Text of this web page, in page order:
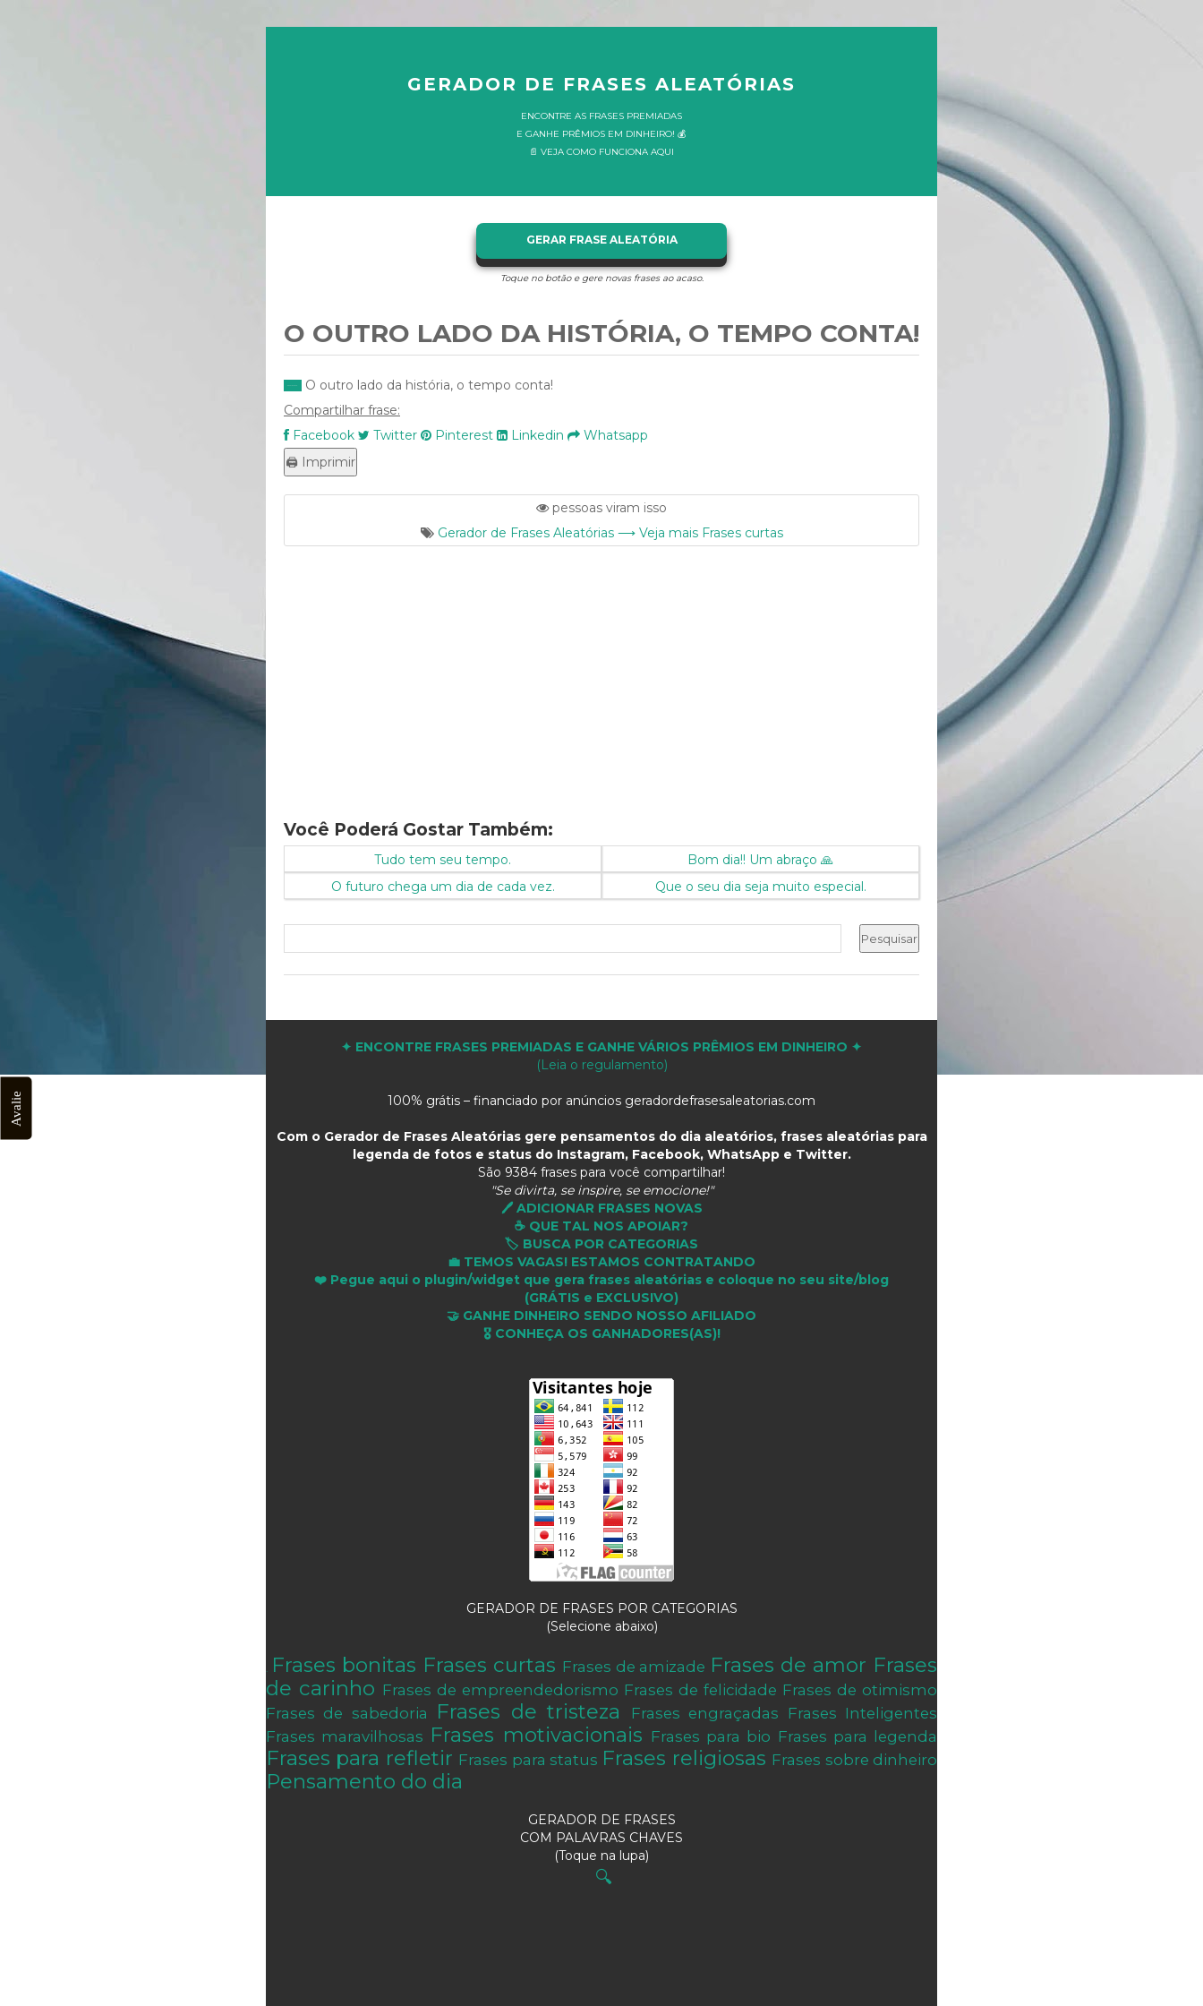
GERADOR DE FRASES ALEATÓRIAS
ENCONTRE AS FRASES PREMIADAS
E GANHE PRÊMIOS EM DINHEIRO! 💰
📄 VEJA COMO FUNCIONA AQUI
GERAR FRASE ALEATÓRIA
Toque no botão e gere novas frases ao acaso.
O OUTRO LADO DA HISTÓRIA, O TEMPO CONTA!
O outro lado da história, o tempo conta!
Compartilhar frase:
Facebook
Twitter Pinterest Linkedin Whatsapp
pessoas viram isso
Gerador de Frases Aleatórias ⟶ Veja mais Frases curtas
Você Poderá Gostar Também:
Tudo tem seu tempo.
Bom dia!! Um abraço 🙏
O futuro chega um dia de cada vez.
Que o seu dia seja muito especial.
✦ ENCONTRE FRASES PREMIADAS E GANHE VÁRIOS PRÊMIOS EM DINHEIRO ✦
(Leia o regulamento)
100% grátis – financiado por anúncios geradordefrasesaleatorias.com
Com o Gerador de Frases Aleatórias gere pensamentos do dia aleatórios, frases aleatórias para
legenda de fotos e status do Instagram, Facebook, WhatsApp e Twitter.
São 9384 frases para você compartilhar!
"Se divirta, se inspire, se emocione!"
🖊️ ADICIONAR FRASES NOVAS
☕ QUE TAL NOS APOIAR?
🏷️ BUSCA POR CATEGORIAS
💼 TEMOS VAGAS! ESTAMOS CONTRATANDO
❤️ Pegue aqui o plugin/widget que gera frases aleatórias e coloque no seu site/blog
(GRÁTIS e EXCLUSIVO)
🤝 GANHE DINHEIRO SENDO NOSSO AFILIADO
🎖 CONHEÇA OS GANHADORES(AS)!
GERADOR DE FRASES POR CATEGORIAS
(Selecione abaixo)
Frases bonitas Frases curtas Frases de amizade Frases de amor Frases
de carinho Frases de empreendedorismo Frases de felicidade Frases de otimismo
Frases de sabedoria
Frases de tristeza Frases engraçadas
Frases Inteligentes
Frases maravilhosas Frases motivacionais Frases para bio Frases para legenda
Frases para refletir Frases para status Frases religiosas Frases sobre dinheiro
Pensamento do dia
GERADOR DE FRASES
COM PALAVRAS CHAVES
(Toque na lupa)
🔍
Avalie